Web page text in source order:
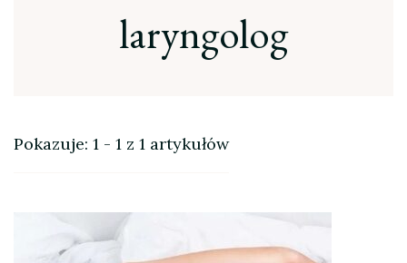
laryngolog
Pokazuje: 1 - 1 z 1 artykułów